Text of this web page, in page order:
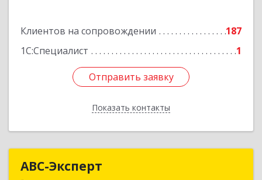
Клиентов на сопровождении
187
1С:Специалист
1
Отправить заявку
Показать контакты
Подробнее
Отправить заявку
Назад
АВС-Эксперт